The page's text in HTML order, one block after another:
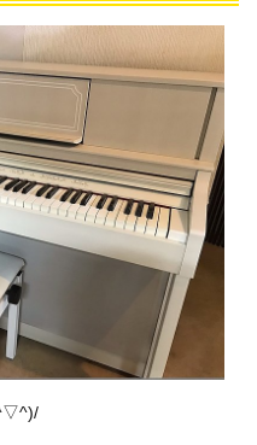
ついて、買取相場や高価
ついて
ついて
します！！！